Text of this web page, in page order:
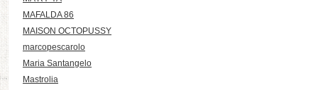
MAFALDA 86
MAISON OCTOPUSSY
marcopescarolo
Maria Santangelo
Mastrolia